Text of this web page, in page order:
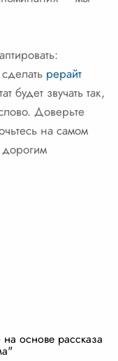
рерайт
будет звучать так,
Доверьте
на самом
основе рассказа